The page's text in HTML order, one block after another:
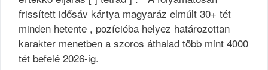
frissített idősáv kártya magyaráz elmúlt 30+ tét
minden hetente , pozícióba helyez határozottan
karakter menetben a szoros áthalad több mint 4000
tét befelé 2026-ig.